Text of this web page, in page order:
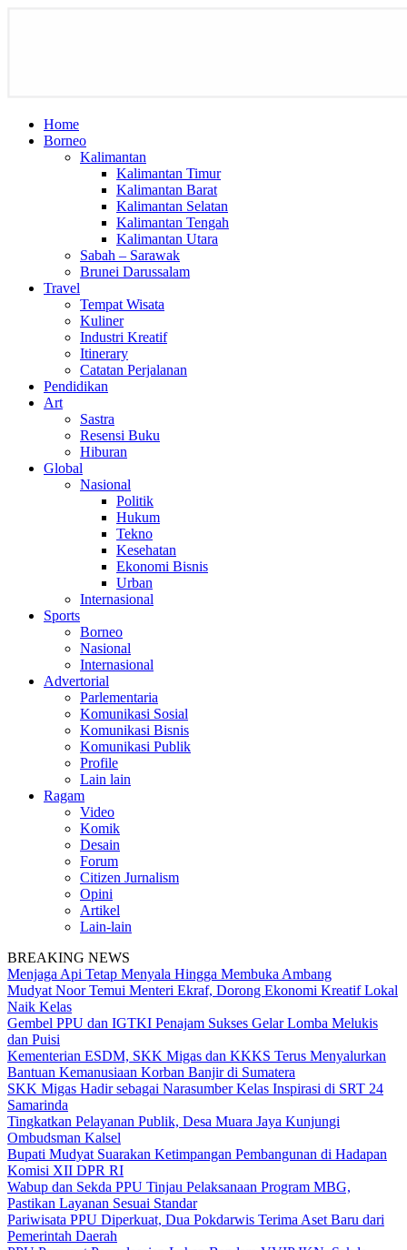
Home
Borneo
Kalimantan
Kalimantan Timur
Kalimantan Barat
Kalimantan Selatan
Kalimantan Tengah
Kalimantan Utara
Sabah – Sarawak
Brunei Darussalam
Travel
Tempat Wisata
Kuliner
Industri Kreatif
Itinerary
Catatan Perjalanan
Pendidikan
Art
Sastra
Resensi Buku
Hiburan
Global
Nasional
Politik
Hukum
Tekno
Kesehatan
Ekonomi Bisnis
Urban
Internasional
Sports
Borneo
Nasional
Internasional
Advertorial
Parlementaria
Komunikasi Sosial
Komunikasi Bisnis
Komunikasi Publik
Profile
Lain lain
Ragam
Video
Komik
Desain
Forum
Citizen Jurnalism
Opini
Artikel
Lain-lain
BREAKING NEWS
Menjaga Api Tetap Menyala Hingga Membuka Ambang
Mudyat Noor Temui Menteri Ekraf, Dorong Ekonomi Kreatif Lokal
Naik Kelas
Gembel PPU dan IGTKI Penajam Sukses Gelar Lomba Melukis
dan Puisi
Kementerian ESDM, SKK Migas dan KKKS Terus Menyalurkan
Bantuan Kemanusiaan Korban Banjir di Sumatera
SKK Migas Hadir sebagai Narasumber Kelas Inspirasi di SRT 24
Samarinda
Tingkatkan Pelayanan Publik, Desa Muara Jaya Kunjungi
Ombudsman Kalsel
Bupati Mudyat Suarakan Ketimpangan Pembangunan di Hadapan
Komisi XII DPR RI
Wabup dan Sekda PPU Tinjau Pelaksanaan Program MBG,
Pastikan Layanan Sesuai Standar
Pariwisata PPU Diperkuat, Dua Pokdarwis Terima Aset Baru dari
Pemerintah Daerah